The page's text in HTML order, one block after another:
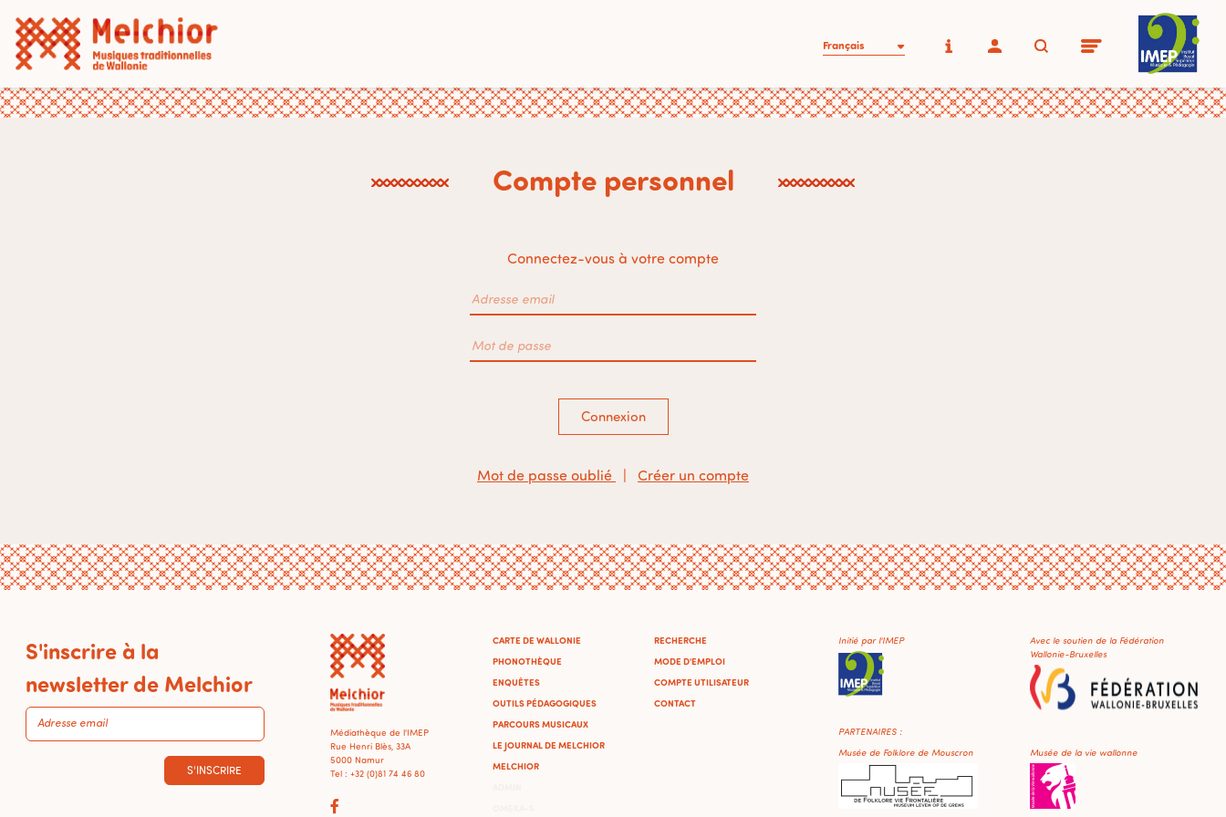
Français
Compte personnel
Connectez-vous à votre compte
Connexion
Mot de passe oublié Créer un compte
S'inscrire à la
newsletter de Melchior
S'INSCRIRE
Médiathèque de l'IMEP
Rue Henri Blès, 33A
5000 Namur
Tel : +32 (0)81 74 46 80
CARTE DE WALLONIE
PHONOTHÈQUE
ENQUÊTES
OUTILS PÉDAGOGIQUES
PARCOURS MUSICAUX
LE JOURNAL DE MELCHIOR
MELCHIOR
RECHERCHE
MODE D'EMPLOI
COMPTE UTILISATEUR
CONTACT
Initié par l'IMEP
Avec le soutien de la Fédération
Wallonie-Bruxelles
PARTENAIRES :
Musée de Folklore de Mouscron
Musée de la vie wallonne